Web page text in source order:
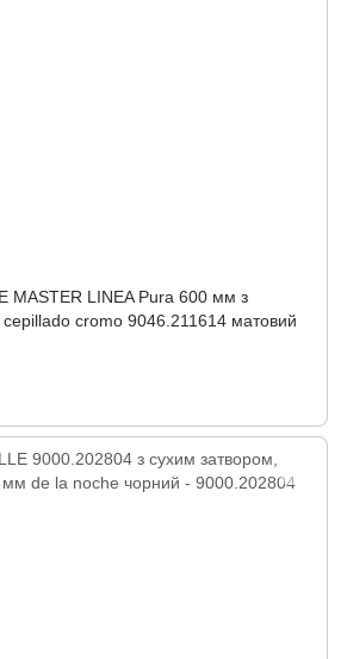
MASTER LINEA Pura 600 мм з
cepillado cromo 9046.211614 матовий